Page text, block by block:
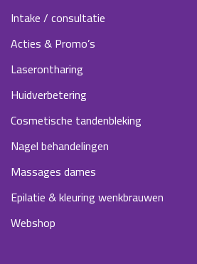
Intake / consultatie
Acties & Promo’s
Laserontharing
Huidverbetering
Cosmetische tandenbleking
Nagel behandelingen
Massages dames
Epilatie & kleuring wenkbrauwen
Webshop